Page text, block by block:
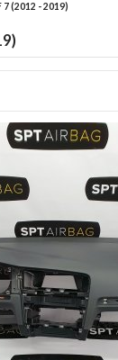
7 (2012 - 2019)